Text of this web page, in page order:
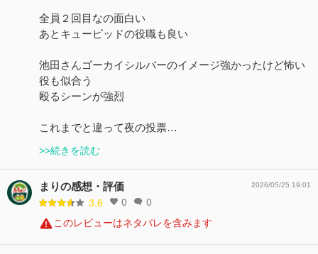
全員２回目なの面白い
あとキューピッドの役職も良い
池田さんゴーカイシルバーのイメージ強かったけど怖い
役も似合う
殴るシーンが強烈
これまでと違って夜の投票…
>>続きを読む
まりの感想・評価
3.6 0 0
2026/05/25 19:01
このレビューはネタバレを含みます